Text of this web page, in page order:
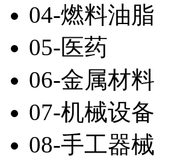
04-燃料油脂
05-医药
06-金属材料
07-机械设备
08-手工器械